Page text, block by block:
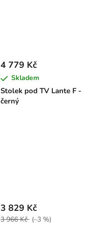
Stolek pod TV Lante F -
černý
4 779 Kč
Skladem
3 829 Kč
3 966 Kč (–3 %)